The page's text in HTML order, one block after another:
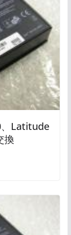
Latitude
換